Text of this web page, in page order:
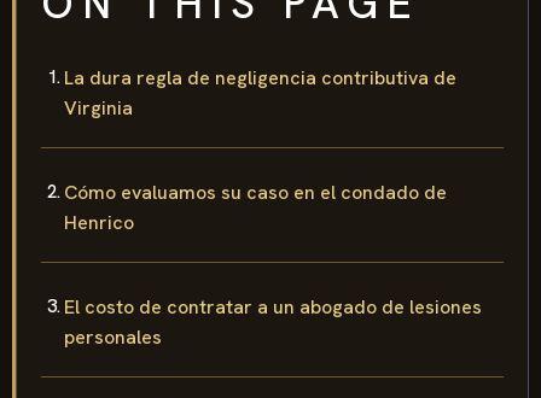
La dura regla de negligencia contributiva de
Virginia
Cómo evaluamos su caso en el condado de
Henrico
El costo de contratar a un abogado de lesiones
personales